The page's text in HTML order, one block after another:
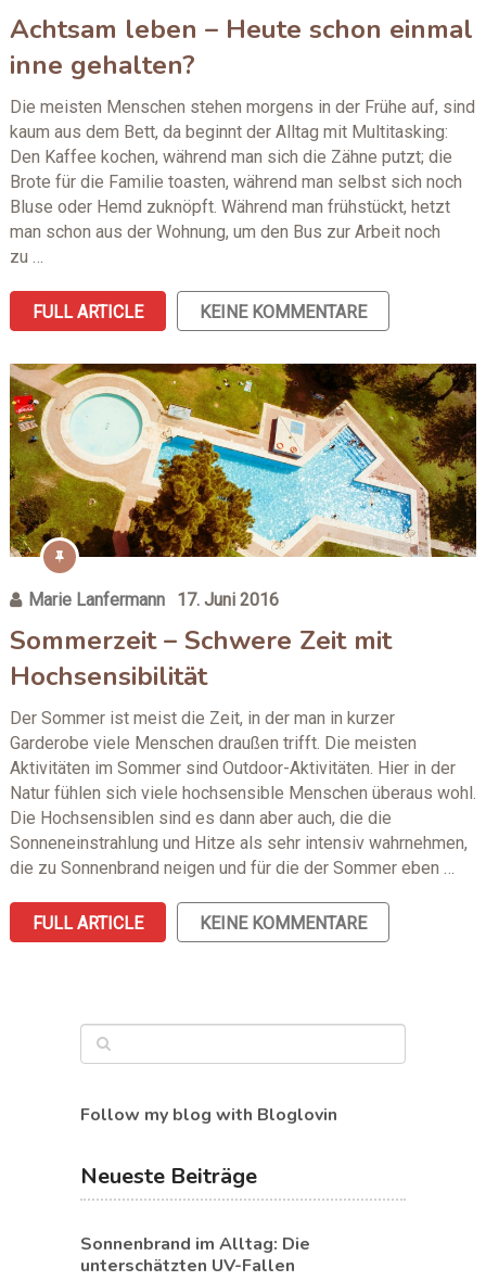
Achtsam leben – Heute schon einmal
inne gehalten?
Die meisten Menschen stehen morgens in der Frühe auf, sind
kaum aus dem Bett, da beginnt der Alltag mit Multitasking:
Den Kaffee kochen, während man sich die Zähne putzt; die
Brote für die Familie toasten, während man selbst sich noch
Bluse oder Hemd zuknöpft. Während man frühstückt, hetzt
man schon aus der Wohnung, um den Bus zur Arbeit noch
zu …
FULL ARTICLE KEINE KOMMENTARE
Marie Lanfermann 17. Juni 2016
Sommerzeit – Schwere Zeit mit
Hochsensibilität
Der Sommer ist meist die Zeit, in der man in kurzer
Garderobe viele Menschen draußen trifft. Die meisten
Aktivitäten im Sommer sind Outdoor-Aktivitäten. Hier in der
Natur fühlen sich viele hochsensible Menschen überaus wohl.
Die Hochsensiblen sind es dann aber auch, die die
Sonneneinstrahlung und Hitze als sehr intensiv wahrnehmen,
die zu Sonnenbrand neigen und für die der Sommer eben …
FULL ARTICLE KEINE KOMMENTARE
Follow my blog with Bloglovin
Neueste Beiträge
Sonnenbrand im Alltag: Die
unterschätzten UV-Fallen